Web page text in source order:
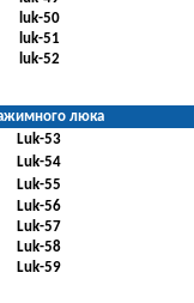
luk-50
luk-51
luk-52
люка
Luk-53
Luk-54
Luk-55
Luk-56
Luk-57
Luk-58
Luk-59